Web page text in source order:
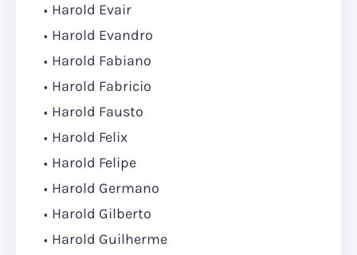
Harold Evair
Harold Evandro
Harold Fabiano
Harold Fabricio
Harold Fausto
Harold Felix
Harold Felipe
Harold Germano
Harold Gilberto
Harold Guilherme